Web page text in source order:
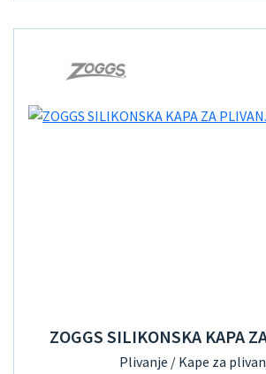
ZOGGS SILIKONSKA KAPA
Plivanje / Kape za